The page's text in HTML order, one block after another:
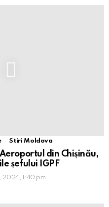
Stiri Moldova
din Chișinău,
șefului IGPF
2024, 1:40 pm